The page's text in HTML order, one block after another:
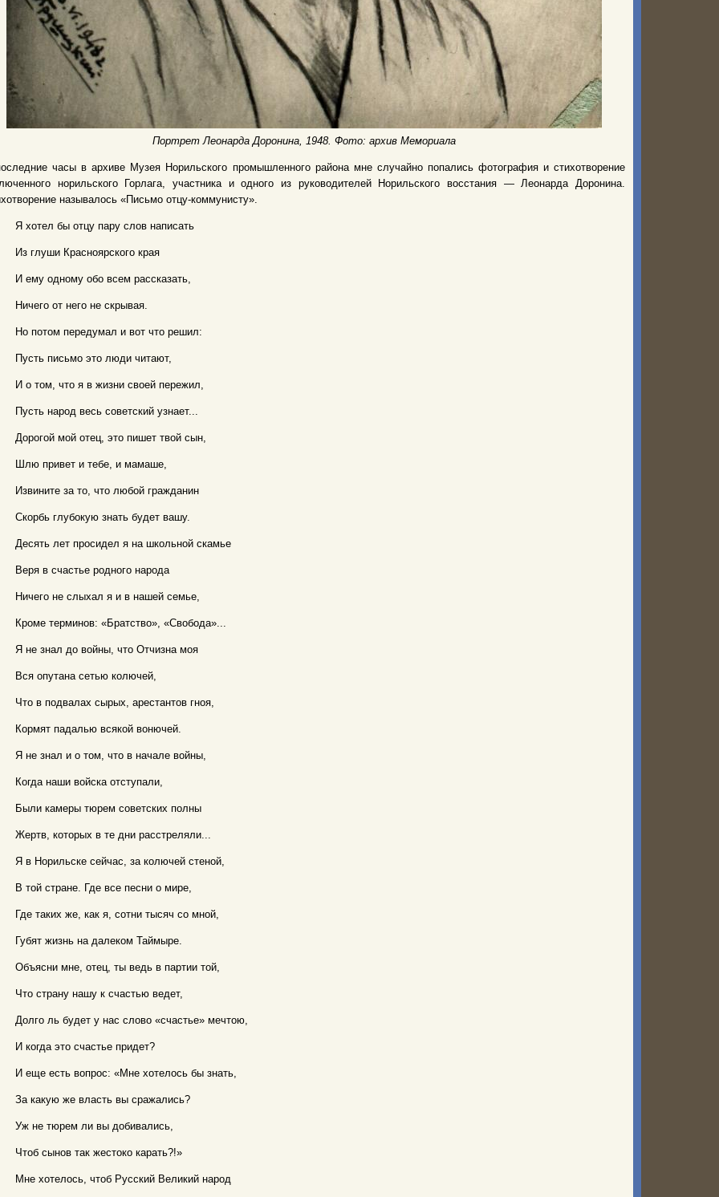
Портрет Леонарда Доронина, 1948. Фото: архив Мемориала
часы в архиве Музея Норильского промышленного района мне случайно попались фотография и стихотворение
норильского Горлага, участника и одного из руководителей Норильского восстания — Леонарда Доронина.
называлось «Письмо отцу-коммунисту».
Я хотел бы отцу пару слов написать
Из глуши Красноярского края
И ему одному обо всем рассказать,
Ничего от него не скрывая.
Но потом передумал и вот что решил:
Пусть письмо это люди читают,
И о том, что я в жизни своей пережил,
Пусть народ весь советский узнает...
Дорогой мой отец, это пишет твой сын,
Шлю привет и тебе, и мамаше,
Извините за то, что любой гражданин
Скорбь глубокую знать будет вашу.
Десять лет просидел я на школьной скамье
Веря в счастье родного народа
Ничего не слыхал я и в нашей семье,
Кроме терминов: «Братство», «Свобода»...
Я не знал до войны, что Отчизна моя
Вся опутана сетью колючей,
Что в подвалах сырых, арестантов гноя,
Кормят падалью всякой вонючей.
Я не знал и о том, что в начале войны,
Когда наши войска отступали,
Были камеры тюрем советских полны
Жертв, которых в те дни расстреляли...
Я в Норильске сейчас, за колючей стеной,
В той стране. Где все песни о мире,
Где таких же, как я, сотни тысяч со мной,
Губят жизнь на далеком Таймыре.
Объясни мне, отец, ты ведь в партии той,
Что страну нашу к счастью ведет,
Долго ль будет у нас слово «счастье» мечтою,
И когда это счастье придет?
И еще есть вопрос: «Мне хотелось бы знать,
За какую же власть вы сражались?
Уж не тюрем ли вы добивались,
Чтоб сынов так жестоко карать?!»
Мне хотелось, чтоб Русский Великий народ